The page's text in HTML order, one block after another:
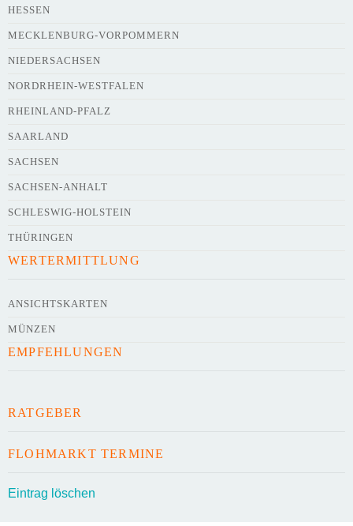
Adresse*
Kontaktdaten des Veranstalters
HESSEN
MECKLENBURG-VORPOMMERN
NIEDERSACHSEN
NORDRHEIN-WESTFALEN
RHEINLAND-PFALZ
SAARLAND
SACHSEN
SACHSEN-ANHALT
SCHLESWIG-HOLSTEIN
THÜRINGEN
WERTERMITTLUNG
ANSICHTSKARTEN
MÜNZEN
EMPFEHLUNGEN
RATGEBER
FLOHMARKT TERMINE
Eintrag löschen